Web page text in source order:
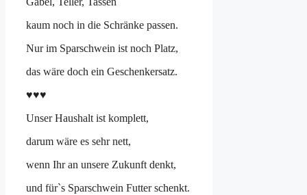
kaum noch in die Schränke passen.
Nur im Sparschwein ist noch Platz,
das wäre doch ein Geschenkersatz.
♥♥♥
Unser Haushalt ist komplett,
darum wäre es sehr nett,
wenn Ihr an unsere Zukunft denkt,
und für`s Sparschwein Futter schenkt.